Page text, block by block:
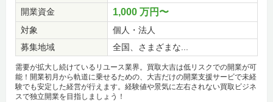
開業資金
1,000 万円〜
対象
個人・法人
募集地域
全国、さまざまな...
需要が拡大し続けているリユース業界。買取大吉は低リスクでの開業が可
能！開業初月から軌道に乗せるための、大吉だけの開業支援サービで未経
験でも安定した経営が行えます。経験値や景気に左右されない買取ビジネ
スで独立開業を目指しましょう！